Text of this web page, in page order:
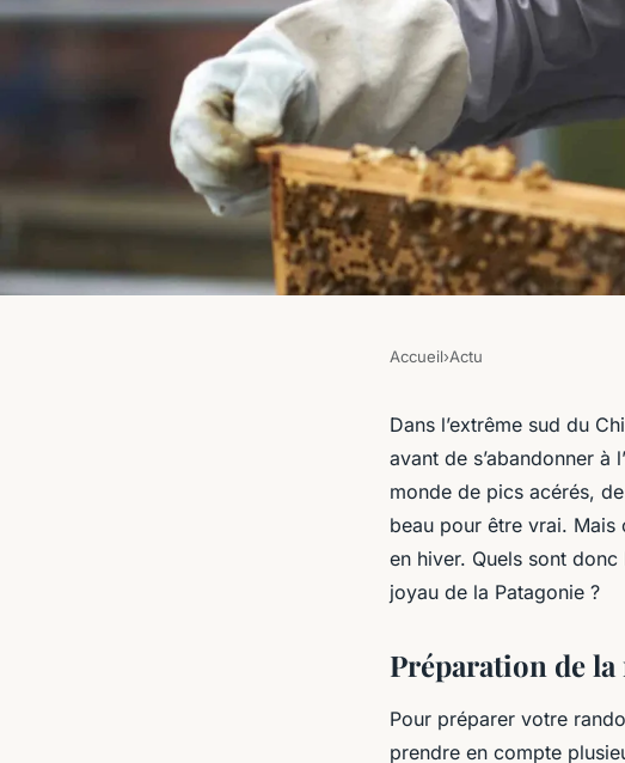
Quelles sont les
nécessaires pour une
le parc national Torres
Accueil›Actu
Dans l’extrême sud du
avant de s’abandonner à
monde de pics acérés,
beau pour être vrai. Mais
en hiver. Quels sont
joyau de la Patagonie ?
Préparation de
Pour préparer votre
prendre en compte